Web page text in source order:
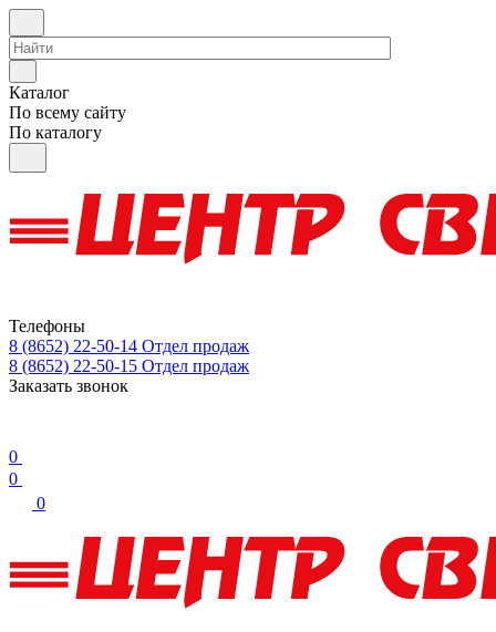
Каталог
По всему сайту
По каталогу
Телефоны
8 (8652) 22-50-14 Отдел продаж
8 (8652) 22-50-15 Отдел продаж
Заказать звонок
0
0
0